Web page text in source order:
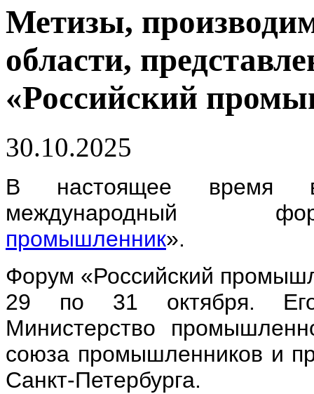
Метизы,
области,
«Российский
30.10.2025
В настоящее время в
международный
промышленник».
Форум «Российский
29 по 31 октября. Его
Министерство
союза промышленников и
Санкт-Петербурга.